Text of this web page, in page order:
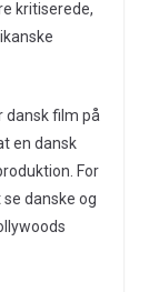
kritiserede,
dansk film på
en dansk
For
danske og